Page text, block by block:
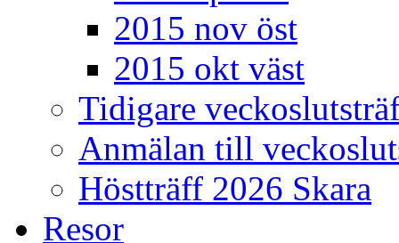
2015 nov öst
2015 okt väst
Tidigare
Anmälan till
Höstträff 2026 Skara
Resor